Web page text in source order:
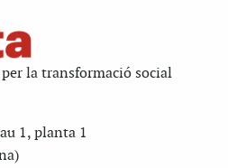
la transformació social
1, planta 1